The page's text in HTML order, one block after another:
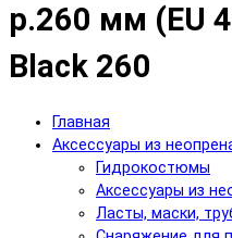
р.260 мм (EU
Black 260
Главная
Аксессуары из
Гидрокостюмы
Аксессуары из
Ласты, маски,